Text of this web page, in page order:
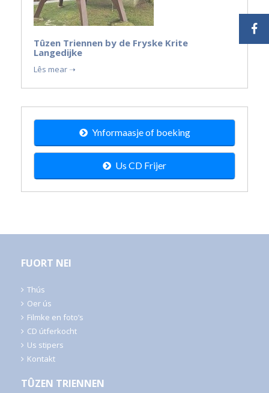
Tûzen Triennen by de Fryske Krite
Langedijke
Lês mear ➝
Ynformaasje of boeking
Us CD Frijer
FUORT NEI
Thús
Oer ús
Filmke en foto’s
CD útferkocht
Us stipers
Kontakt
TÛZEN TRIENNEN